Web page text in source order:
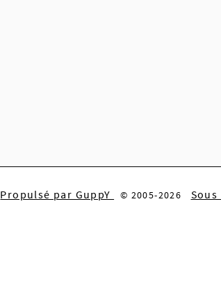
Propulsé par GuppY © 2005-2026 Sous